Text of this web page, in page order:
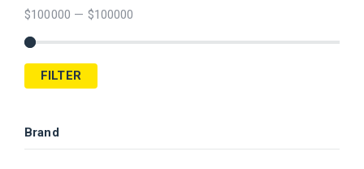
$100000 — $100000
FILTER
Brand